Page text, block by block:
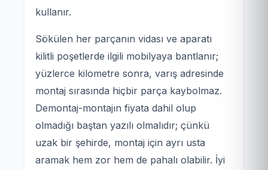
kullanır.
Sökülen her parçanın vidası ve aparatı
kilitli poşetlerde ilgili mobilyaya bantlanır;
yüzlerce kilometre sonra, varış adresinde
montaj sırasında hiçbir parça kaybolmaz.
Demontaj-montajın fiyata dahil olup
olmadığı baştan yazılı olmalıdır; çünkü
uzak bir şehirde, montaj için ayrı usta
aramak hem zor hem de pahalı olabilir. İyi